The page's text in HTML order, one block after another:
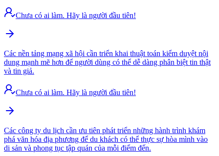
Chưa có ai làm. Hãy là người đầu tiên!
Các nền tảng mạng xã hội cần triển khai thuật toán kiểm duyệt nội
dung mạnh mẽ hơn để người dùng có thể dễ dàng phân biệt tin thật
và tin giả.
Chưa có ai làm. Hãy là người đầu tiên!
Các công ty du lịch cần ưu tiên phát triển những hành trình khám
phá văn hóa địa phương để du khách có thể thực sự hòa mình vào
di sản và phong tục tập quán của mỗi điểm đến.